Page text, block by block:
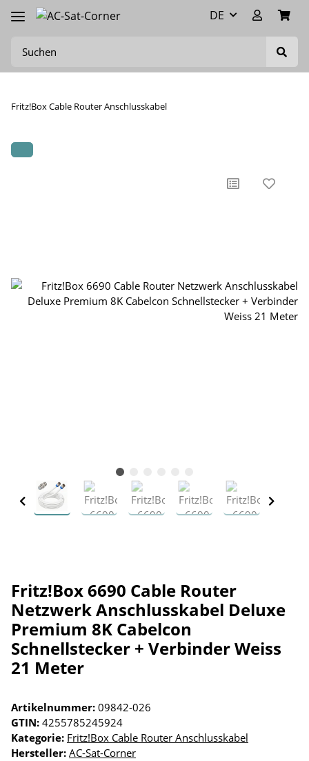
DE
Fritz!Box Cable Router Anschlusskabel
Fritz!Box 6690 Cable Router
Netzwerk Anschlusskabel Deluxe
Premium 8K Cabelcon
Schnellstecker + Verbinder Weiss
21 Meter
Artikelnummer: 09842-026
GTIN: 4255785245924
Kategorie: Fritz!Box Cable Router Anschlusskabel
Hersteller: AC-Sat-Corner